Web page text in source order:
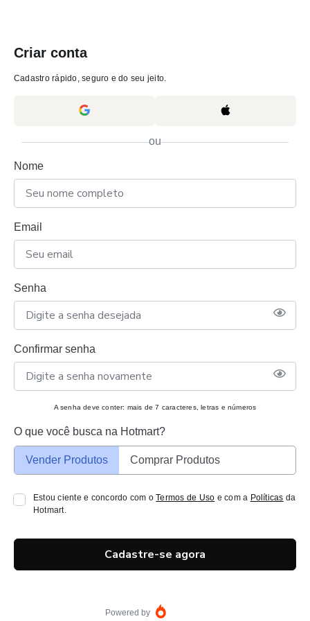
Criar conta
Cadastro rápido, seguro e do seu jeito.
ou
Nome
Email
Senha
Confirmar senha
A senha deve conter: mais de 7 caracteres, letras e números
O que você busca na Hotmart?
Vender Produtos Comprar Produtos
Estou ciente e concordo com oTermos de Uso e com a Políticas da
Hotmart.
Cadastre-se agora
Powered by